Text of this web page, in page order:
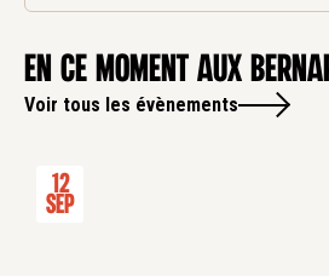
en ce moment aux
Voir tous les évènements
12
Sep